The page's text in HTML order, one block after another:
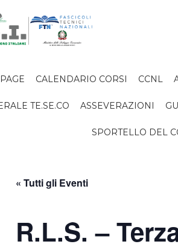
CALENDARIO CORSI CCNL
TE.SE.CO ASSEVERAZIONI
SPORTELLO DEL
« Tutti gli Eventi
R.L.S. –